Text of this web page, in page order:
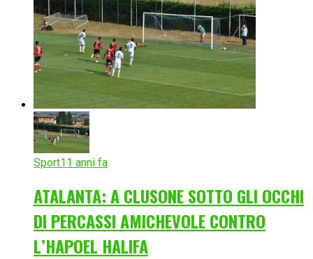
Sport11 anni fa
ATALANTA: A CLUSONE SOTTO GLI OCCHI
DI PERCASSI AMICHEVOLE CONTRO
L’HAPOEL HALIFA